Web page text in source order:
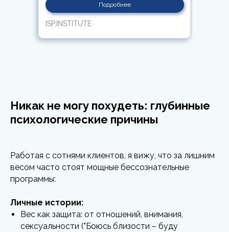
Подробнее
ISP.INSTITUTE
Никак не могу похудеть: глубинные
психологические причины
Работая с сотнями клиентов, я вижу, что за лишним
весом часто стоят мощные бессознательные
программы:
Личные истории:
Вес как защита: от отношений, внимания,
сексуальности ("Боюсь близости – буду